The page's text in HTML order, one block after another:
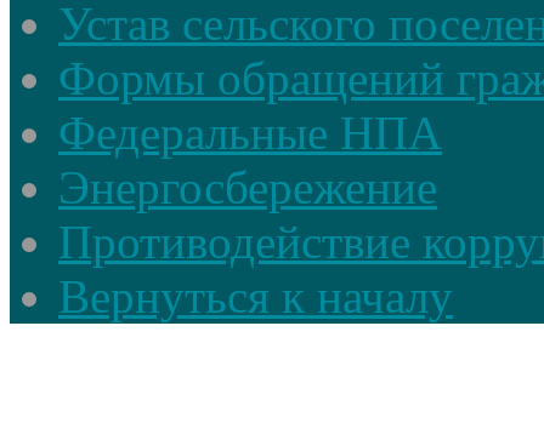
Устав сельского
Формы обращений
Федеральные НПА
Энергосбережение
Противодействие
Вернуться к началу